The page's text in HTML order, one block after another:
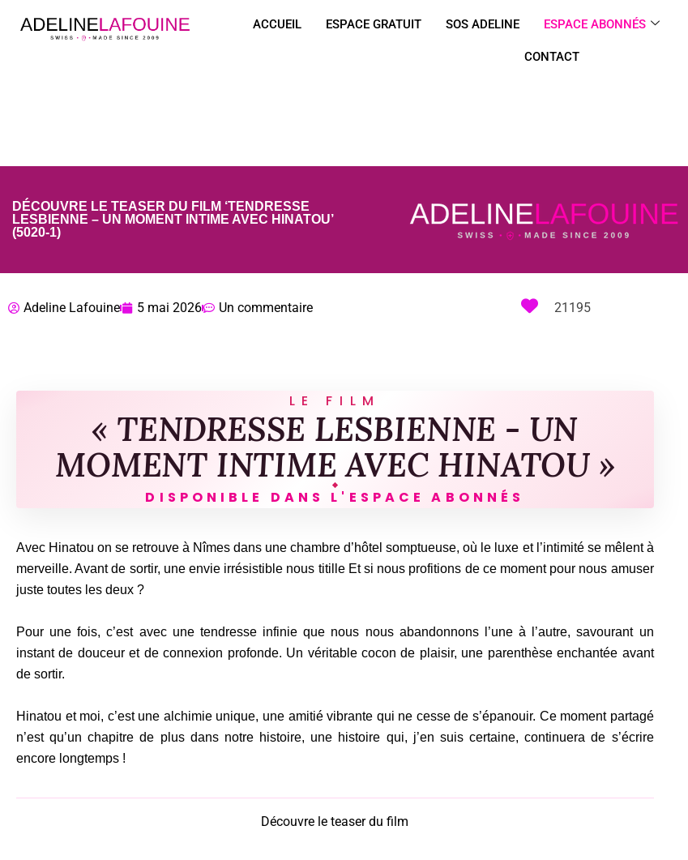
ACCUEIL ESPACE GRATUIT SOS ADELINE ESPACE ABONNÉS
CONTACT
DÉCOUVRE LE TEASER DU FILM ‘TENDRESSE
LESBIENNE – UN MOMENT INTIME AVEC HINATOU’
(5020-1)
Adeline Lafouine 5 mai 2026 Un commentaire 21195
LE FILM
« TENDRESSE LESBIENNE - UN
MOMENT INTIME AVEC HINATOU »
DISPONIBLE DANS L'ESPACE ABONNÉS
Avec Hinatou on se retrouve à Nîmes dans une chambre d’hôtel somptueuse, où le luxe et l’intimité se mêlent à
merveille. Avant de sortir, une envie irrésistible nous titille Et si nous profitions de ce moment pour nous amuser
juste toutes les deux ?
Pour une fois, c’est avec une tendresse infinie que nous nous abandonnons l’une à l’autre, savourant un
instant de douceur et de connexion profonde. Un véritable cocon de plaisir, une parenthèse enchantée avant
de sortir.
Hinatou et moi, c’est une alchimie unique, une amitié vibrante qui ne cesse de s’épanouir. Ce moment partagé
n’est qu’un chapitre de plus dans notre histoire, une histoire qui, j’en suis certaine, continuera de s’écrire
encore longtemps !
Découvre le teaser du film